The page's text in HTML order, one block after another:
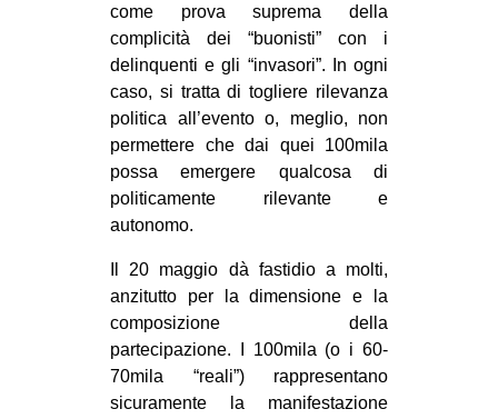
ESTREMO ORIENTE
EUROPA
MEDIO ORIENTE
MONDO
EVENTI
Fb
tw
bsky
come prova suprema della
complicità dei “buonisti” con i
delinquenti e gli “invasori”. In ogni
caso, si tratta di togliere rilevanza
politica all’evento o, meglio, non
permettere che dai quei 100mila
possa emergere qualcosa di
politicamente rilevante e
autonomo.
Il 20 maggio dà fastidio a molti,
anzitutto per la dimensione e la
composizione della
partecipazione. I 100mila (o i 60-
70mila “reali”) rappresentano
sicuramente la manifestazione